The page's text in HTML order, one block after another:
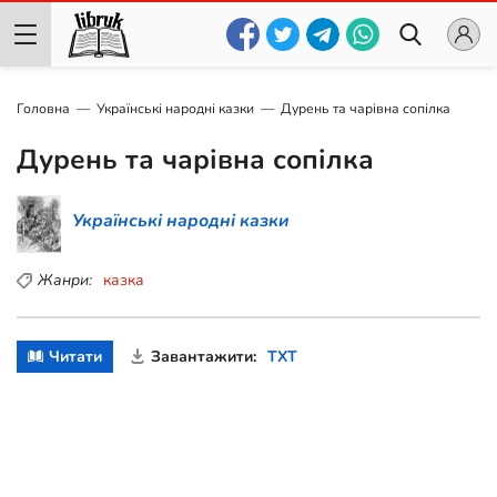
Головна Українські народні казки Дурень та чарівна сопілка
Дурень та чарівна сопілка
Українські народні казки
Жанри: казка
Читати Завантажити: TXT